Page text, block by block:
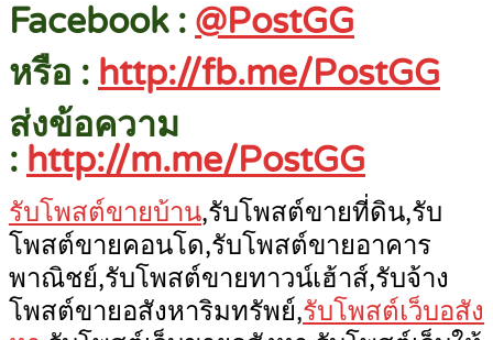
Facebook : @PostGG
หรือ : http://fb.me/PostGG
ส่งข้อความ
: http://m.me/PostGG
รับโพสต์ขายบ้าน,รับโพสต์ขายที่ดิน,รับ
โพสต์ขายคอนโด,รับโพสต์ขายอาคาร
พาณิชย์,รับโพสต์ขายทาวน์เฮ้าส์,รับจ้าง
โพสต์ขายอสังหาริมทรัพย์,รับโพสต์เว็บอสัง